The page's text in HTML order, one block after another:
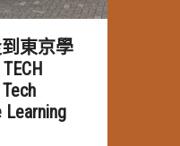
東京學
Learning